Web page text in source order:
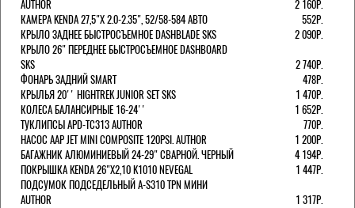
AUTHOR
2 160Р.
КАМЕРА KENDA 27,5"Х 2.0-2.35", 52/58-584 АВТО
552Р.
КРЫЛО ЗАДНЕЕ БЫСТРОСЪЕМНОЕ DASHBLADE SKS
2 090Р.
КРЫЛО 26" ПЕРЕДНЕЕ БЫСТРОСЪЕМНОЕ DASHBOARD
SKS
2 740Р.
ФОНАРЬ ЗАДНИЙ SMART
478Р.
КРЫЛЬЯ 20'' HIGHTREK JUNIOR SET SKS
1 470Р.
КОЛЕСА БАЛАНСИРНЫЕ 16-24''
1 652Р.
ТУКЛИПСЫ APD-TC313 AUTHOR
770Р.
НАСОС AAP JET MINI COMPOSITE 120PSI. AUTHOR
1 200Р.
БАГАЖНИК АЛЮМИНИЕВЫЙ 24-29" СВАРНОЙ. ЧЕРНЫЙ
4 194Р.
ПОКРЫШКА KENDA 26"Х2,10 K1010 NEVEGAL
1 447Р.
ПОДСУМОК ПОДСЕДЕЛЬНЫЙ A-S310 TPN МИНИ
AUTHOR
1 317Р.